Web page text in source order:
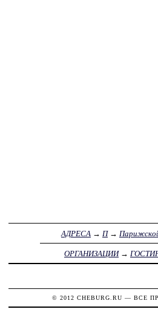
АДРЕСА → П→
ОРГАНИЗАЦИИ→
© 2012 CHEBURG.RU — ВСЕ